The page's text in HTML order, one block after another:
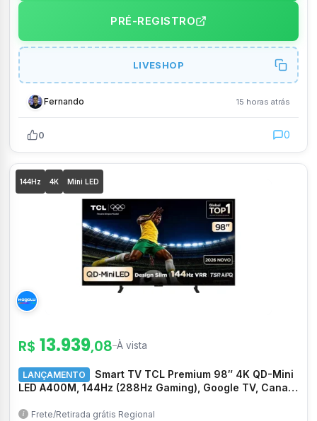
PRÉ-REGISTRO
LIVESHOP
Fernando 15 horas atrás
0 0
144Hz 4K Mini LED
R$ 13.939,08–À vista
LANÇAMENTO
Smart TV TCL Premium 98″ 4K QD-Mini
LED A400M, 144Hz (288Hz Gaming), Google TV, Canais
ONKYO, Dolby Vision e Atmos – 98A400M
Frete/Retirada grátis Regional